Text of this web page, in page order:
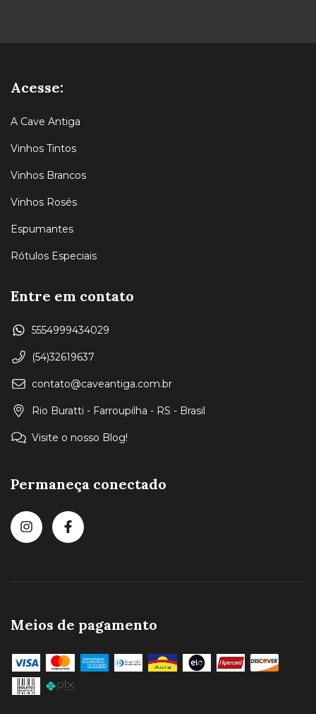
Acesse:
A Cave Antiga
Vinhos Tintos
Vinhos Brancos
Vinhos Rosés
Espumantes
Rótulos Especiais
Entre em contato
5554999434029
(54)32619637
contato@caveantiga.com.br
Rio Buratti - Farroupilha - RS - Brasil
Visite o nosso Blog!
Permaneça conectado
Meios de pagamento